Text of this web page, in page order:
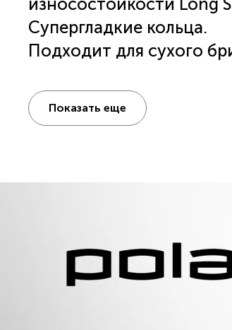
Супергладкие кольца.
Подходит для сухого
Полная зарядка 180 мин.
Переключатель Вкл./
Чехол для хранения и
Мощность: 5 Вт.
* при использовании 3
Показать еще